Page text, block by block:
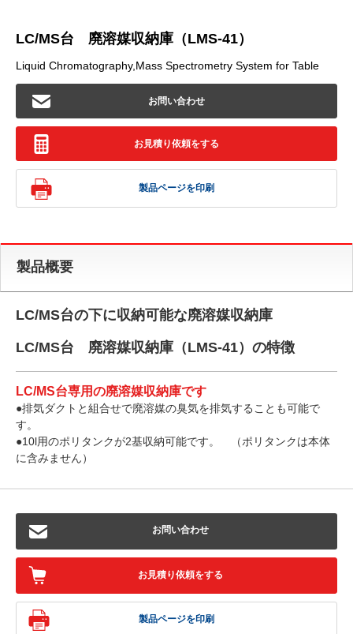
LC/MS台 廃溶媒収納庫（LMS-41）
Liquid Chromatography,Mass Spectrometry System for Table
お問い合わせ
お見積り依頼をする
製品ページを印刷
製品概要
LC/MS台の下に収納可能な廃溶媒収納庫
LC/MS台 廃溶媒収納庫（LMS-41）の特徴
LC/MS台専用の廃溶媒収納庫です
●排気ダクトと組合せで廃溶媒の臭気を排気することも可能で
す。
●10l用のポリタンクが2基収納可能です。 （ポリタンクは本体
に含みません）
お問い合わせ
お見積り依頼をする
製品ページを印刷